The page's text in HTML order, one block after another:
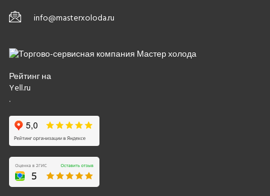
info@masterxoloda.ru
Рейтинг на
Yell.ru
.